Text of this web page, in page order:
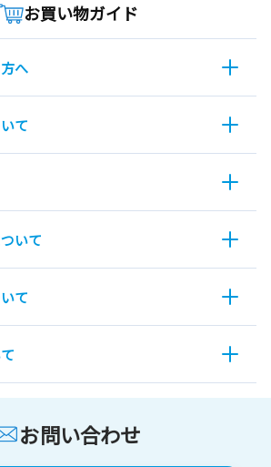
お買い物ガイド
へ
て
いて
て
お問い合わせ